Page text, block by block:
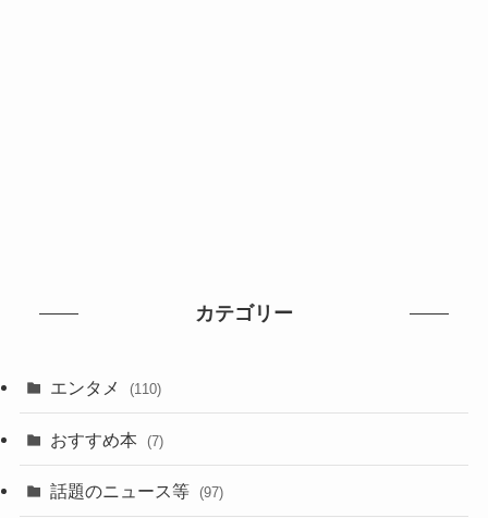
カテゴリー
エンタメ (110)
おすすめ本 (7)
話題のニュース等 (97)